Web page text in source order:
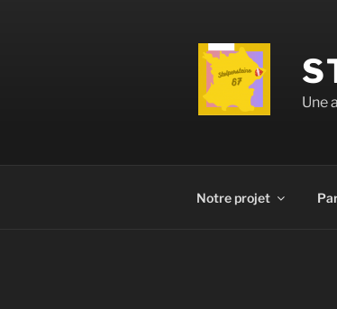
Une
Notre projet